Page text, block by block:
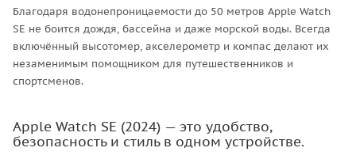
Благодаря водонепроницаемости до 50 метров Apple Watch
SE не боится дождя, бассейна и даже морской воды. Всегда
включённый высотомер, акселерометр и компас делают их
незаменимым помощником для путешественников и
спортсменов.
Apple Watch SE (2024) — это удобство,
безопасность и стиль в одном устройстве.